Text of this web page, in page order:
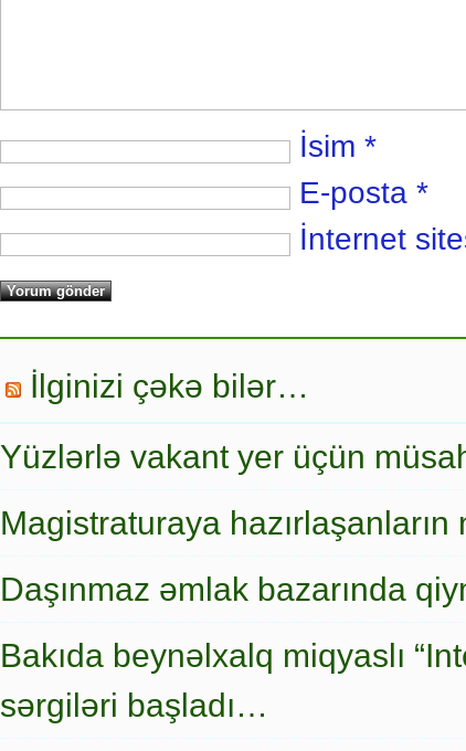
İsim *
E-posta *
İnternet
İlginizi çəkə bilər…
Yüzlərlə vakant yer üçün
Magistraturaya
Daşınmaz əmlak bazarında
Bakıda beynəlxalq miqyaslı
sərgiləri başladı…